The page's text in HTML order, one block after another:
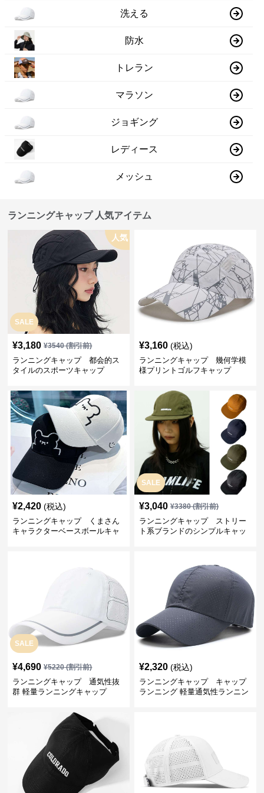
洗える
防水
トレラン
マラソン
ジョギング
レディース
メッシュ
ランニングキャップ 人気アイテム
SALE
人気
¥3,180 ¥3540(割引前)
ランニングキャップ 都会的ス
タイルのスポーツキャップ
¥3,160 (税込)
ランニングキャップ 幾何学模
様プリントゴルフキャップ
¥2,420 (税込)
ランニングキャップ くまさん
キャラクターベースボールキャ
SALE
¥3,040 ¥3380(割引前)
ランニングキャップ ストリー
ト系ブランドのシンプルキャッ
SALE
¥4,690 ¥5220(割引前)
ランニングキャップ 通気性抜
群 軽量ランニングキャップ
¥2,320 (税込)
ランニングキャップ キャップ
ランニング 軽量通気性ランニン